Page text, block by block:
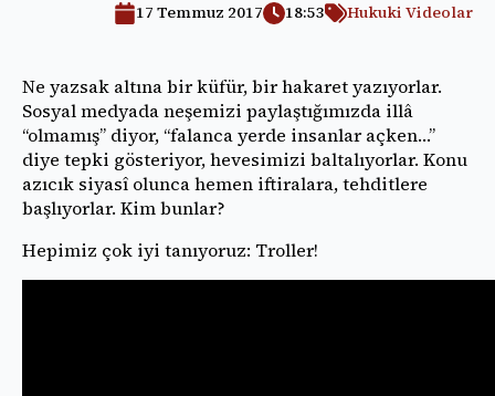
17 Temmuz 2017 18:53 Hukuki Videolar
Ne yazsak altına bir küfür, bir hakaret yazıyorlar.
Sosyal medyada neşemizi paylaştığımızda illâ
“olmamış” diyor, “falanca yerde insanlar açken…”
diye tepki gösteriyor, hevesimizi baltalıyorlar. Konu
azıcık siyasî olunca hemen iftiralara, tehditlere
başlıyorlar. Kim bunlar?
Hepimiz çok iyi tanıyoruz: Troller!